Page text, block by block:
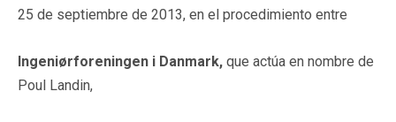
25 de septiembre de 2013, en el procedimiento entre
Ingeniørforeningen i Danmark, que actúa en nombre de
Poul Landin,